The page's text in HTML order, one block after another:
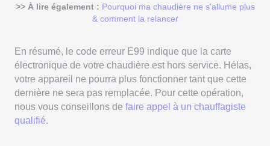
>> À lire également : Pourquoi ma chaudière ne s'allume plus
& comment la relancer
En résumé, le code erreur E99 indique que la carte
électronique de votre chaudière est hors service. Hélas,
votre appareil ne pourra plus fonctionner tant que cette
dernière ne sera pas remplacée. Pour cette opération,
nous vous conseillons de faire appel à un chauffagiste
qualifié.